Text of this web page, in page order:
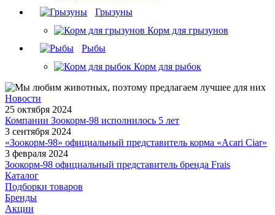
Грызуны
Корм для грызунов
Рыбы
Корм для рыбок
Новости
25 октября 2024
Компании Зоокорм-98 исполнилось 5 лет
3 сентября 2024
«Зоокорм-98» официальный представитель корма «Acari Ciar»
3 февраля 2024
Зоокорм-98 официальный представитель бренда Frais
Каталог
Подборки товаров
Бренды
Акции